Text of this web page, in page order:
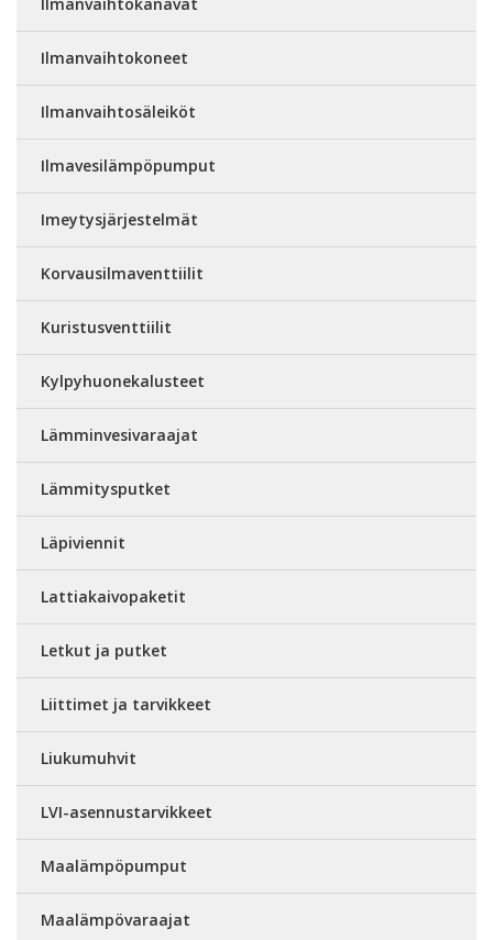
Ilmanvaihtokoneet
Ilmanvaihtosäleiköt
Ilmavesilämpöpumput
Imeytysjärjestelmät
Korvausilmaventtiilit
Kuristusventtiilit
Kylpyhuonekalusteet
Lämminvesivaraajat
Lämmitysputket
Läpiviennit
Lattiakaivopaketit
Letkut ja putket
Liittimet ja tarvikkeet
Liukumuhvit
LVI-asennustarvikkeet
Maalämpöpumput
Maalämpövaraajat